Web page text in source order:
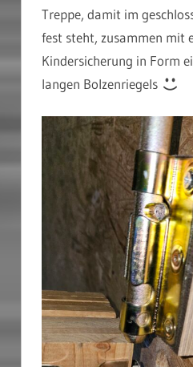
Treppe, damit im
fest steht, zusammen mit
Kindersicherung in Form
langen Bolzenriegels